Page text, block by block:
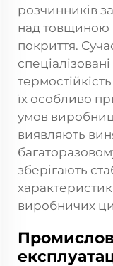
розчинників
над товщиною
покриття.
їх особливо
умов
виявляють
зберігають
виробничих